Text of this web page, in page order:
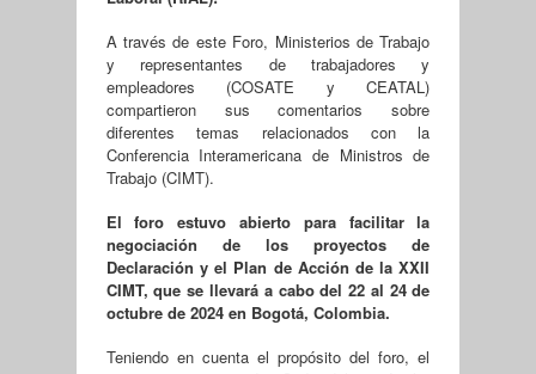
A través de este Foro, Ministerios de Trabajo
y representantes de trabajadores y
empleadores (COSATE y CEATAL)
compartieron sus comentarios sobre
diferentes temas relacionados con la
Conferencia Interamericana de Ministros de
Trabajo (CIMT).
El foro estuvo abierto para facilitar la
negociación de los proyectos de
Declaración y el Plan de Acción de la XXII
CIMT, que se llevará a cabo del 22 al 24 de
octubre de 2024 en Bogotá, Colombia.
Teniendo en cuenta el propósito del foro, el